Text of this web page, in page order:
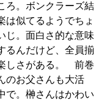
ろ。ボンクラーズ結
は似てるようでちょ
じ。面白さ的な意味
るんだけど、全員揃
しさがある。 前巻
のお父さんも大活
で。榊さんはかわい